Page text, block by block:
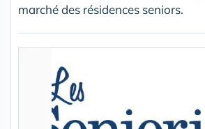
marché des résidences seniors.